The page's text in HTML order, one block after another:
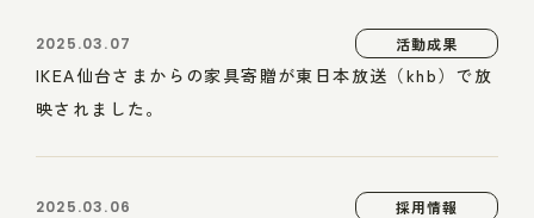
2025.03.07 活動成果
IKEA仙台さまからの家具寄贈が東日本放送（khb）で放
映されました。
2025.03.06 採用情報